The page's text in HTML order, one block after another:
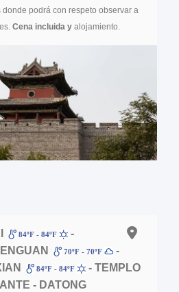
donde podrá con respeto observar a
Cena incluida y alojamiento.
84ºF - 84ºF
-
70ºF - 70ºF
-
84ºF - 84ºF
- TEMPLO
- DATONG